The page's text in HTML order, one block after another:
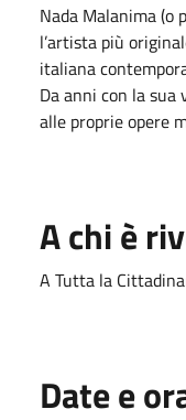
Nada Malanima (o
l’artista più
italiana
Da anni con la sua
alle proprie opere
A chi è
A Tutta la
Date e